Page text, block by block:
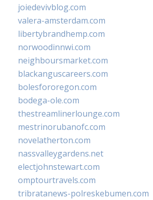
joiedevivblog.com
valera-amsterdam.com
libertybrandhemp.com
norwoodinnwi.com
neighboursmarket.com
blackanguscareers.com
bolesfororegon.com
bodega-ole.com
thestreamlinerlounge.com
mestrinorubanofc.com
novelatherton.com
nassvalleygardens.net
electjohnstewart.com
omptourtravels.com
tribratanews-polreskebumen.com